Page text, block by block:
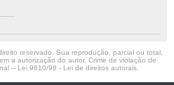
reservado. Sua reprodução, parcial ou total,
a autorização do autor. Crime de violação de
– Lei 9610/98 - Lei de direitos autorais